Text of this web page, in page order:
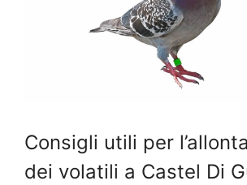
Consigli utili per
dei volatili a Castel Di